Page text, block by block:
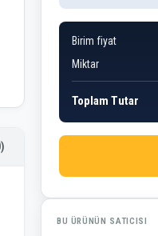
Birim fiyat
Miktar
Toplam Tutar
BU ÜRÜNÜN SATICISI